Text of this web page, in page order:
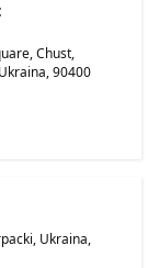
Chust,
90400
Ukraina,